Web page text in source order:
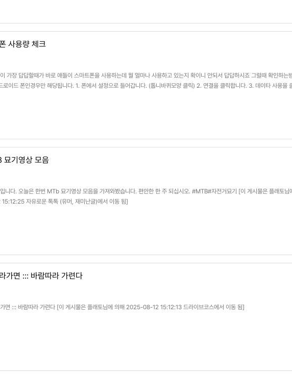
사용량 체크
가장 답답할때가 바로 애들이 스마트폰을 사용하는데 뭘 얼마나 사용하고 있는지 확이니 안되서 답답하시죠 그럴때 확인하는
로이드 폰인경우만 해당됩니다. 1. 폰에서 설정으로 들어갑니다. (톱니바퀴모양 클릭) 2. 연결을 클릭합니다. 3. 데이타 사용을
묘기영상 모음
니다. 오늘은 한번 MTb 묘기영상 모음을 가져와봤습니다. 편안한 한 주 되십시오. #MTB#자전거묘기 [이 게시물은 플래토
자유로운 톡톡 (유머, 재미난글)에서 이동 됨]
가면 ::: 바람따라 가련다
면 ::: 바람따라 가련다 [이 게시물은 플래토님에 의해 2025-08-12 15:12:13 드라이브코스에서 이동 됨]